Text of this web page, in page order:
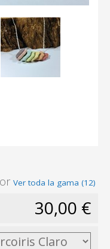
Ver toda la gama (12)
30,00 €